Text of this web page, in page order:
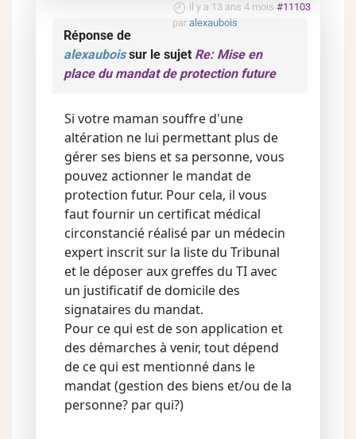
il y a 13 ans 4 mois #11103
par alexaubois
Réponse de
alexauboissur le sujet Re: Mise en
place du mandat de protection future
Si votre maman souffre d'une
altération ne lui permettant plus de
gérer ses biens et sa personne, vous
pouvez actionner le mandat de
protection futur. Pour cela, il vous
faut fournir un certificat médical
circonstancié réalisé par un médecin
expert inscrit sur la liste du Tribunal
et le déposer aux greffes du TI avec
un justificatif de domicile des
signataires du mandat.
Pour ce qui est de son application et
des démarches à venir, tout dépend
de ce qui est mentionné dans le
mandat (gestion des biens et/ou de la
personne? par qui?)